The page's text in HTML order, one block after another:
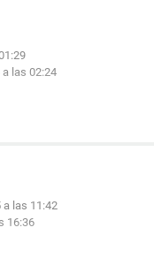
las 02:24
a las 11:42
16:36